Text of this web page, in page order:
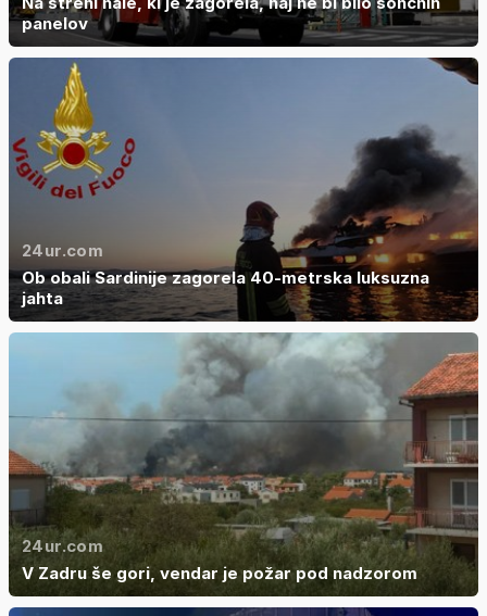
panelov
24ur.com
Ob obali Sardinije zagorela 40-metrska luksuzna
jahta
24ur.com
V Zadru še gori, vendar je požar pod nadzorom